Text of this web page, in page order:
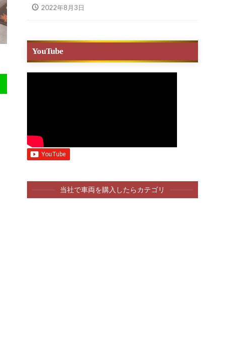
2022年8月3日
YouTube
当社で車両を購入したらカテゴリ